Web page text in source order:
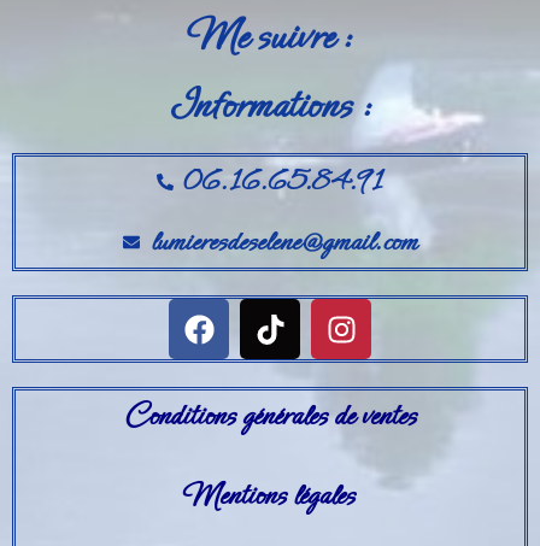
Me suivre :
Informations :
06.16.65.84.91
lumieresdeselene@gmail.com
Conditions générales de ventes
Mentions légales